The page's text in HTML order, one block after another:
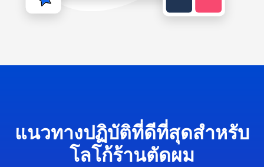
แนวทางปฏิบัติที่ดีที่สุดสำหรับ
โลโก้ร้านตัดผม